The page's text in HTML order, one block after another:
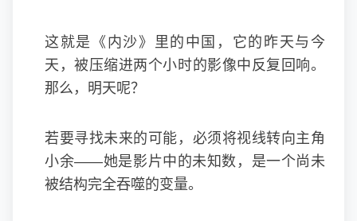
这就是《内沙》里的中国，它的昨天与今
天，被压缩进两个小时的影像中反复回响。
那么，明天呢？
若要寻找未来的可能，必须将视线转向主角
小余——她是影片中的未知数，是一个尚未
被结构完全吞噬的变量。